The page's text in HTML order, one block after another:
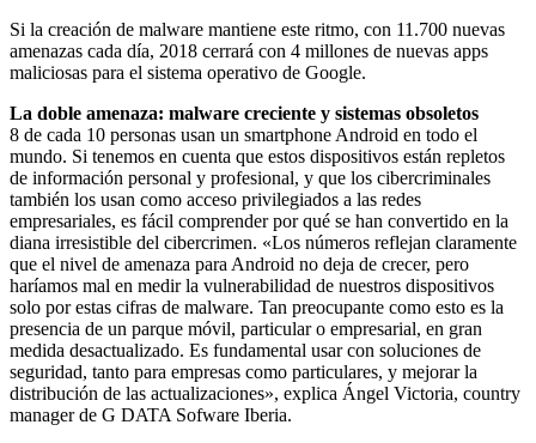
Si la creación de malware mantiene este ritmo, con 11.700 nuevas
amenazas cada día, 2018 cerrará con 4 millones de nuevas apps
maliciosas para el sistema operativo de Google.
La doble amenaza: malware creciente y sistemas obsoletos
8 de cada 10 personas usan un smartphone Android en todo el
mundo. Si tenemos en cuenta que estos dispositivos están repletos
de información personal y profesional, y que los cibercriminales
también los usan como acceso privilegiados a las redes
empresariales, es fácil comprender por qué se han convertido en la
diana irresistible del cibercrimen. «Los números reflejan claramente
que el nivel de amenaza para Android no deja de crecer, pero
haríamos mal en medir la vulnerabilidad de nuestros dispositivos
solo por estas cifras de malware. Tan preocupante como esto es la
presencia de un parque móvil, particular o empresarial, en gran
medida desactualizado. Es fundamental usar con soluciones de
seguridad, tanto para empresas como particulares, y mejorar la
distribución de las actualizaciones», explica Ángel Victoria, country
manager de G DATA Sofware Iberia.